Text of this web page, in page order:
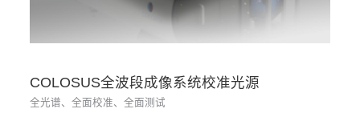
COLOSUS全波段成像系统校准光源
全光谱、全面校准、全面测试